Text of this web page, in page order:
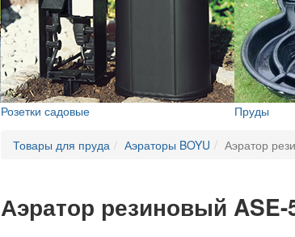
Розетки садовые Пруды
Товары для пруда Аэраторы BOYU Аэратор
Аэратор резиновый ASE-